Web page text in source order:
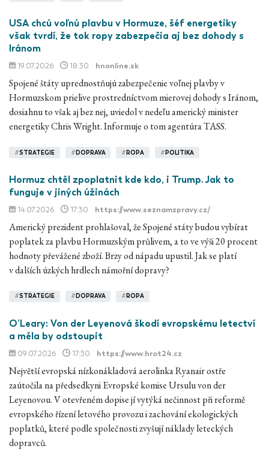
USA chcú voľnú plavbu v Hormuze, šéf energetiky
však tvrdí, že tok ropy zabezpečia aj bez dohody s
Iránom
19.07.2026 18:30 hnonline.sk
Spojené štáty uprednostňujú zabezpečenie voľnej plavby v
Hormuzskom prielive prostredníctvom mierovej dohody s Iránom,
dosiahnu to však aj bez nej, uviedol v nedeľu americký minister
energetiky Chris Wright. Informuje o tom agentúra TASS.
#STRATEGIE # DOPRAVA # ROPA # POLITIKA
Hormuz chtěl zpoplatnit kde kdo, i Trump. Jak to
funguje v jiných úžinách
14.07.2026 17:30 https://www.seznamzpravy.cz/
Americký prezident prohlašoval, že Spojené státy budou vybírat
poplatek za plavbu Hormuzským průlivem, a to ve výši 20 procent
hodnoty převážené zboží. Brzy od nápadu upustil. Jak se platí
v dalších úzkých hrdlech námořní dopravy?
#STRATEGIE #DOPRAVA #ROPA
O’Leary: Von der Leyenová škodí evropskému letectví
a měla by odstoupit
09.07.2026 17:30 https://www.hrot24.cz
Největší evropská nízkonákladová aerolinka Ryanair ostře
zaútočila na předsedkyni Evropské komise Ursulu von der
Leyenovou. V otevřeném dopise jí vytýká nečinnost při reformě
evropského řízení letového provozu i zachování ekologických
poplatků, které podle společnosti zvyšují náklady leteckých
dopravců.